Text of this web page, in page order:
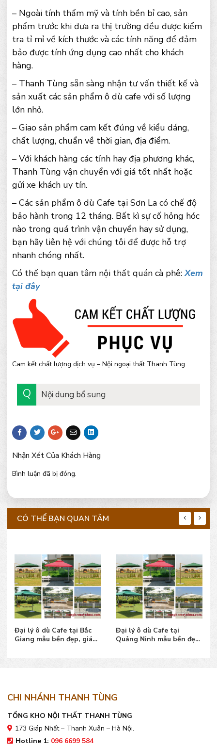
– Ngoài tính thẩm mỹ và tính bền bỉ cao, sản
phẩm trước khi đưa ra thị trường đều được kiểm
tra tỉ mỉ về kích thước và các tính năng để đảm
bảo được tính ứng dụng cao nhất cho khách
hàng.
– Thanh Tùng sẵn sàng nhận tư vấn thiết kế và
sản xuất các sản phẩm ô dù cafe với số lượng
lớn nhỏ.
– Giao sản phẩm cam kết đúng về kiểu dáng,
chất lượng, chuẩn về thời gian, địa điểm.
– Với khách hàng các tỉnh hay địa phương khác,
Thanh Tùng vận chuyển với giá tốt nhất hoặc
gửi xe khách uy tín.
– Các sản phẩm ô dù Cafe tại Sơn La có chế độ
bảo hành trong 12 tháng. Bất kì sự cố hỏng hóc
nào trong quá trình vận chuyển hay sử dụng,
bạn hãy liên hệ với chúng tôi để được hỗ trợ
nhanh chóng nhất.
Có thế bạn quan tâm nội thất quán cà phê:Xem
tại đây
Cam kết chất lượng dịch vụ – Nội ngoại thất Thanh Tùng
Nội dung bổ sung
Nhận Xét Của Khách Hàng
Bình luận đã bị đóng.
CÓ THỂ BẠN QUAN TÂM
Đại lý ô dù Cafe tại Bắc
Giang mẫu bền đẹp, giá
Đại lý ô dù Cafe tại
Quảng Ninh mẫu bền đẹp,
CHI NHÁNH THANH TÙNG
TỔNG KHO NỘI THẤT THANH TÙNG
173 Giáp Nhất – Thanh Xuân – Hà Nội.
Hotline 1: 096 6699 584